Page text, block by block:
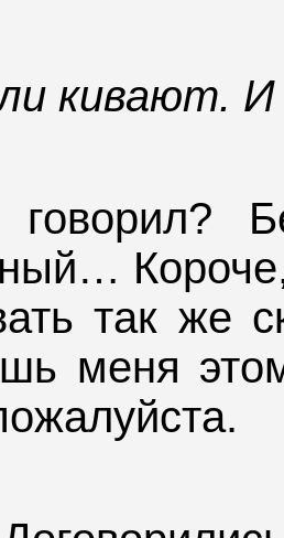
кивают.
так же
меня